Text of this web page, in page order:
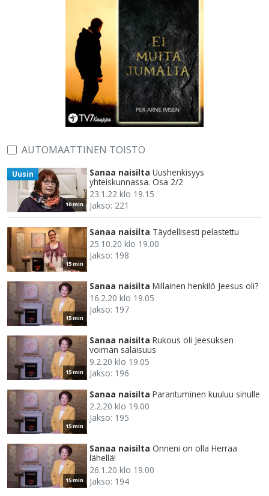
AUTOMAATTINEN TOISTO
10 min
Uusin Sanaa naisilta Uushenkisyys
yhteiskunnassa. Osa 2/2
23.1.22 klo 19.15
Jakso: 221
15 min
Sanaa naisilta Täydellisesti pelastettu
25.10.20 klo 19.00
Jakso: 198
15 min
Sanaa naisilta Millainen henkilö Jeesus oli?
16.2.20 klo 19.05
Jakso: 197
15 min
Sanaa naisilta Rukous oli Jeesuksen
voiman salaisuus
9.2.20 klo 19.05
Jakso: 196
15 min
Sanaa naisilta Parantuminen kuuluu sinulle
2.2.20 klo 19.00
Jakso: 195
15 min
Sanaa naisilta Onneni on olla Herraa
lähellä!
26.1.20 klo 19.00
Jakso: 194